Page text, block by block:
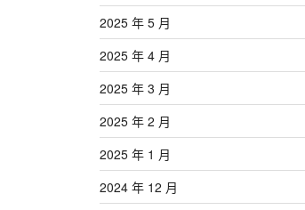
2025 年 5 月
2025 年 4 月
2025 年 3 月
2025 年 2 月
2025 年 1 月
2024 年 12 月